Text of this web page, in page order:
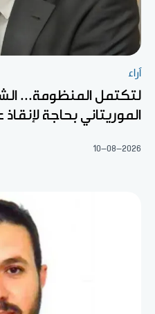
آراء
لتكتمل المنظومة...
الموريتاني بحاجة
10-08-2026